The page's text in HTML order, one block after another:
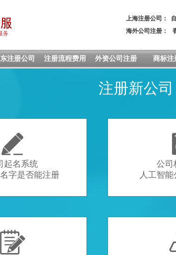
上海注册公司：
海外公司注册：
注册公司 注册流程费用 外资公司注册 商标注
注册新公

起名系统
字是否能注册
公司
人工智
